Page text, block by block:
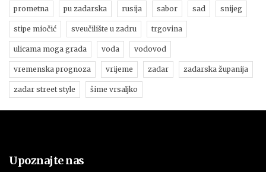
prometna pu zadarska rusija sabor sad snijeg
stipe miočić sveučilište u zadru trgovina
ulicama moga grada voda vodovod
vremenska prognoza vrijeme zadar zadarska županija
zadar street style šime vrsaljko
Upoznajte nas